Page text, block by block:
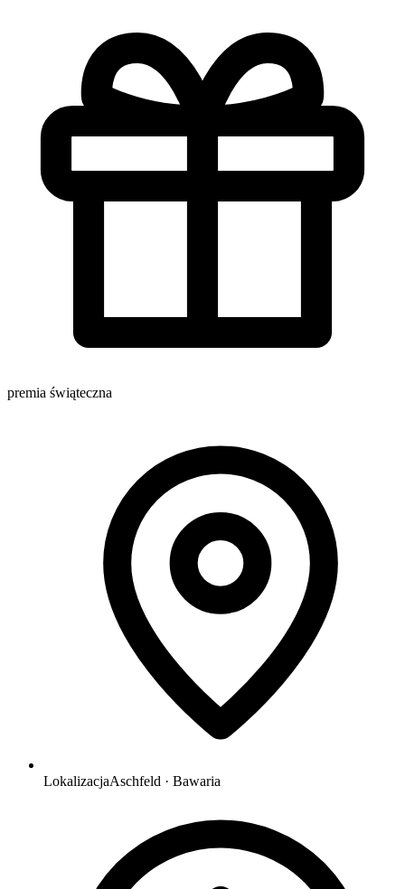
premia świąteczna
LokalizacjaAschfeld · Bawaria